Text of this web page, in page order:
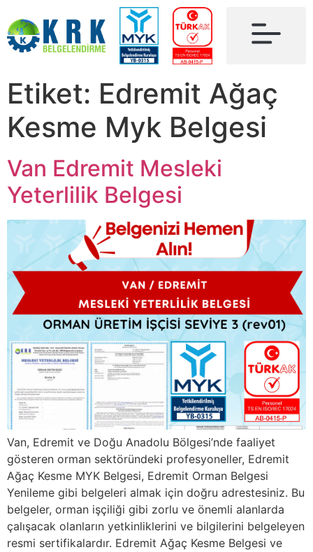
Etiket: Edremit Ağaç
Kesme Myk Belgesi
Van Edremit Mesleki
Yeterlilik Belgesi
Van, Edremit ve Doğu Anadolu Bölgesi’nde faaliyet
gösteren orman sektöründeki profesyoneller, Edremit
Ağaç Kesme MYK Belgesi, Edremit Orman Belgesi
Yenileme gibi belgeleri almak için doğru adrestesiniz. Bu
belgeler, orman işçiliği gibi zorlu ve önemli alanlarda
çalışacak olanların yetkinliklerini ve bilgilerini belgeleyen
resmi sertifikalardır. Edremit Ağaç Kesme Belgesi ve